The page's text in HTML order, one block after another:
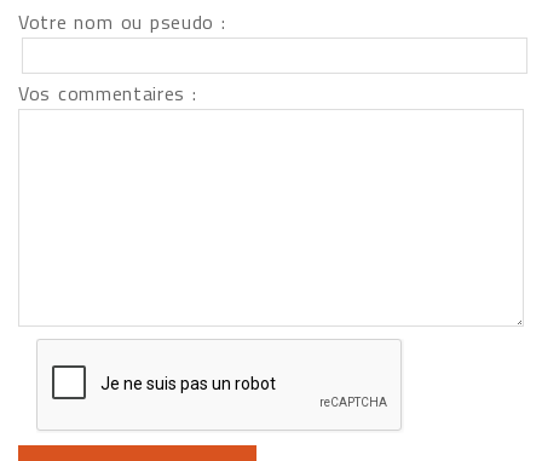
Votre nom ou pseudo :
Vos commentaires :